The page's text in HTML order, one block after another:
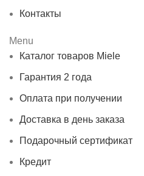
Контакты
Menu
Каталог товаров Miele
Гарантия 2 года
Оплата при получении
Доставка в день заказа
Подарочный сертификат
Кредит